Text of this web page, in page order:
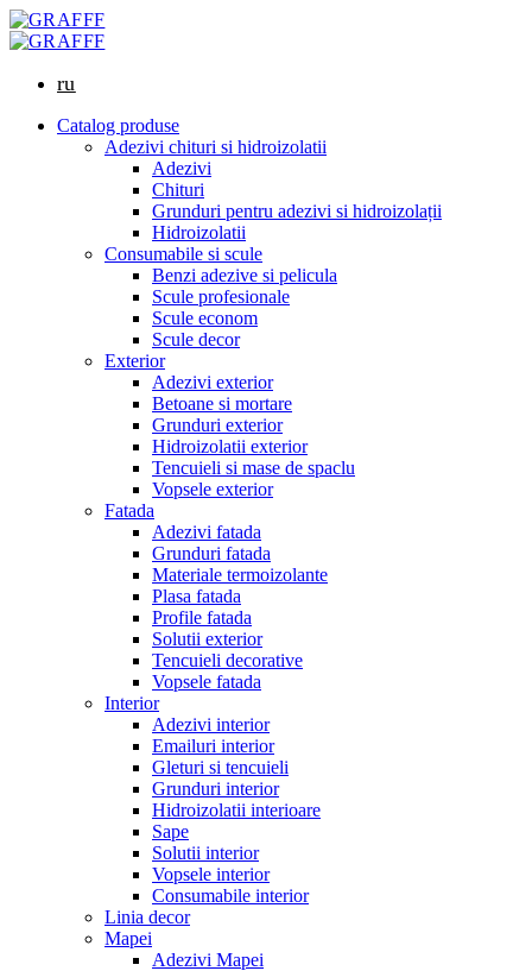
ru
Catalog produse
Adezivi chituri si hidroizolatii
Adezivi
Chituri
Grunduri pentru adezivi si hidroizolații
Hidroizolatii
Consumabile si scule
Benzi adezive si pelicula
Scule profesionale
Scule econom
Scule decor
Exterior
Adezivi exterior
Betoane si mortare
Grunduri exterior
Hidroizolatii exterior
Tencuieli si mase de spaclu
Vopsele exterior
Fatada
Adezivi fatada
Grunduri fatada
Materiale termoizolante
Plasa fatada
Profile fatada
Solutii exterior
Tencuieli decorative
Vopsele fatada
Interior
Adezivi interior
Emailuri interior
Gleturi si tencuieli
Grunduri interior
Hidroizolatii interioare
Sape
Solutii interior
Vopsele interior
Consumabile interior
Linia decor
Mapei
Adezivi Mapei